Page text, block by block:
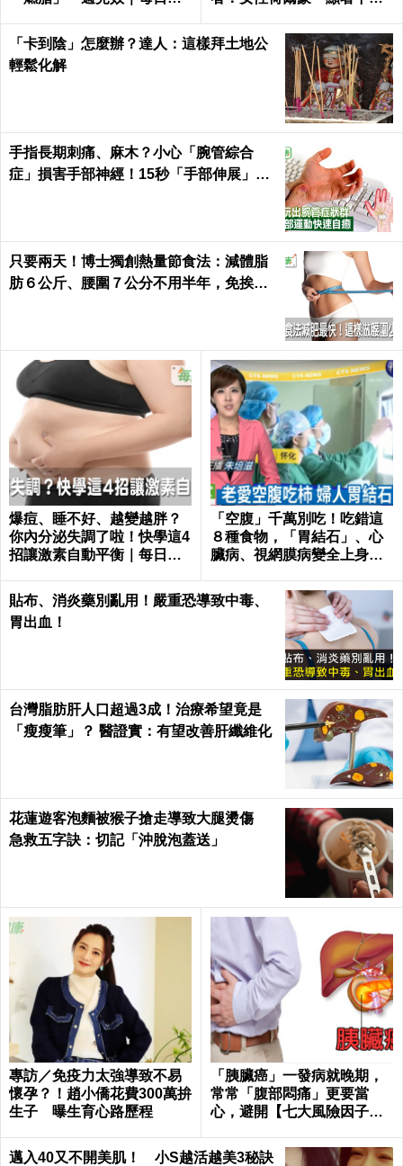
「卡到陰」怎麼辦？達人：這樣拜土地公
輕鬆化解
手指長期刺痛、麻木？小心「腕管綜合
症」損害手部神經！15秒「手部伸展」這
只要兩天！博士獨創熱量節食法：減體脂
肪６公斤、腰圍７公分不用半年，免挨餓
爆痘、睡不好、越變越胖？
你內分泌失調了啦！快學這4
招讓激素自動平衡｜每日健
「空腹」千萬別吃！吃錯這
８種食物，「胃結石」、心
臟病、視網膜病變全上身｜
貼布、消炎藥別亂用！嚴重恐導致中毒、
胃出血！
台灣脂肪肝人口超過3成！治療希望竟是
「瘦瘦筆」？ 醫證實：有望改善肝纖維化
花蓮遊客泡麵被猴子搶走導致大腿燙傷
急救五字訣：切記「沖脫泡蓋送」
專訪／免疫力太強導致不易
懷孕？！趙小僑花費300萬拚
生子 曝生育心路歷程
「胰臟癌」一發病就晚期，
常常「腹部悶痛」更要當
心，避開【七大風險因子】
alth
邁入40又不開美肌！ 小S越活越美3秘訣